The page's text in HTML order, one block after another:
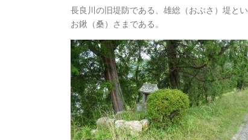
長良川の旧堤防である、雄総（おぶさ）堤と
お鍬（桑）さまである。